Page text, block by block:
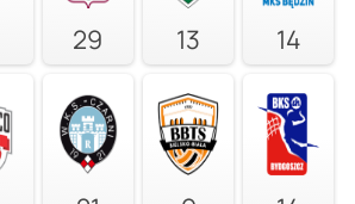
29 13 14